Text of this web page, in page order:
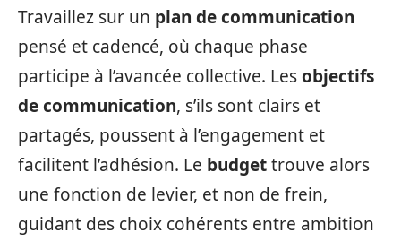
Travaillez sur un plan de communication
pensé et cadencé, où chaque phase
participe à l’avancée collective. Lesobjectifs
de communication, s’ils sont clairs et
partagés, poussent à l’engagement et
facilitent l’adhésion. Le budgettrouve alors
une fonction de levier, et non de frein,
guidant des choix cohérents entre ambition